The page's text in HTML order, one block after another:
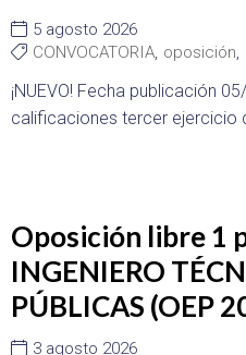
5 agosto 2026
CONVOCATORIA, oposición,
¡NUEVO! Fecha publicación
calificaciones tercer ejercicio
Oposición libre 1
INGENIERO
PÚBLICAS (OEP
3 agosto 2026